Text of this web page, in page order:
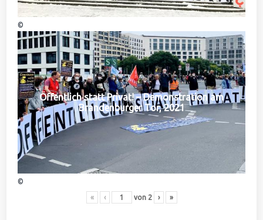
©
Öffentlich statt Privat! – Demonstration am
Brandenburger Tor, 2021
©
« ‹ von 2 › »